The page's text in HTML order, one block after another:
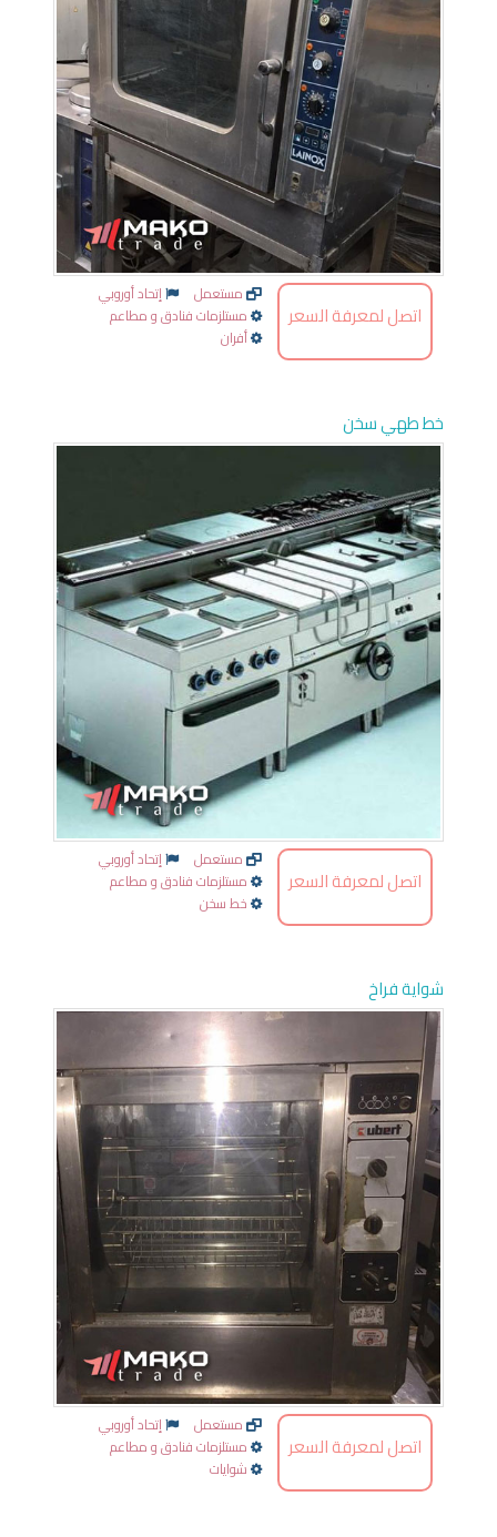
اتصل لمعرفة السعر
مستعمل
إتحاد أوروبي
مستلزمات فنادق و مطاعم
أفران
خط طهي سخن
اتصل لمعرفة السعر
مستعمل
إتحاد أوروبي
مستلزمات فنادق و مطاعم
خط سخن
شواية فراخ
اتصل لمعرفة السعر
مستعمل
إتحاد أوروبي
مستلزمات فنادق و مطاعم
شوايات